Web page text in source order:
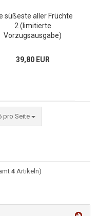
süßeste aller Früchte
2 (limitierte
Vorzugsausgabe)
39,80 EUR
pro Seite
4 Artikeln)